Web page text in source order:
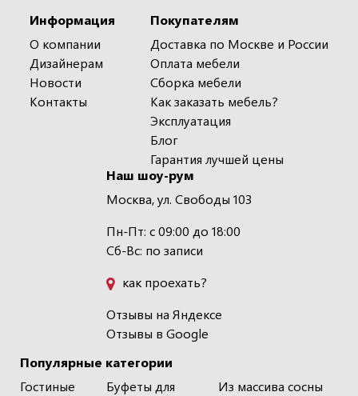
Информация
О компании
Дизайнерам
Новости
Контакты
Популярные категории
Гостиные
Буфеты для
Из массива сосны
Покупателям
Доставка по Москве и России
Оплата мебели
Сборка мебели
Как заказать мебель?
Эксплуатация
Блог
Гарантия лучшей цены
Наш шоу-рум
Москва, ул. Свободы 103
Пн-Пт: с 09:00 до 18:00
Сб-Вс: по записи
как проехать?
Отзывы на Яндексе
Отзывы в Google